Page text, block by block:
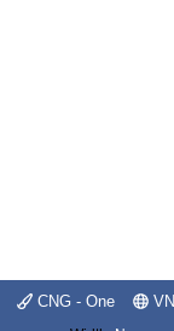
CNG - One VN